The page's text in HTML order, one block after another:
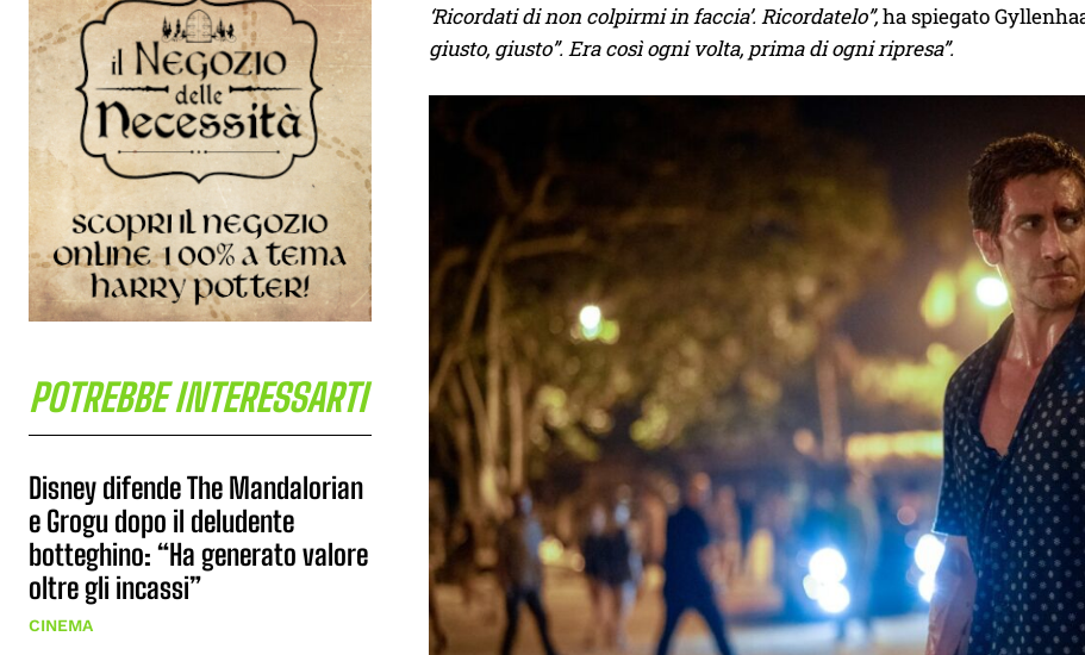
POTREBBE INTERESSARTI
Disney difende The Mandalorian
e Grogu dopo il deludente
botteghino: “Ha generato valore
oltre gli incassi”
CINEMA
‘Ricordati di non colpirmi in faccia’. Ricordatelo”,ha spiegato
giusto, giusto”. Era così ogni volta, prima di ogni ripresa”.